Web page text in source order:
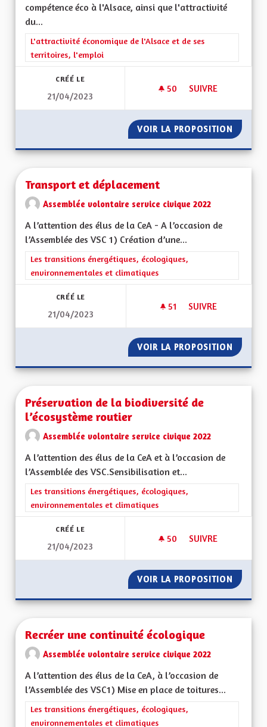
compétence éco à l'Alsace, ainsi que l'attractivité
du...
Filtrer les résultats de la catégorie : L'attractivité
L'attractivité économique de l'Alsace et de ses
territoires, l'emploi
CRÉÉ LE
21/04/2023
50 50 ABONNÉS
SUIVRE
VOIR LA PROPOSITION
Transport et déplacement
Assemblée volontaire service civique 2022
A l’attention des élus de la CeA - A l’occasion de
l’Assemblée des VSC 1) Création d’une...
Filtrer les résultats de la catégorie : Les transitions
Les transitions énergétiques, écologiques,
environnementales et climatiques
CRÉÉ LE
21/04/2023
51 51 ABONNÉS
SUIVRE
VOIR LA PROPOSITION
Préservation de la biodiversité de
l’écosystème routier
Assemblée volontaire service civique 2022
A l’attention des élus de la CeA et à l’occasion de
l’Assemblée des VSC.Sensibilisation et...
Filtrer les résultats de la catégorie : Les transitions
Les transitions énergétiques, écologiques,
environnementales et climatiques
CRÉÉ LE
21/04/2023
50 50 ABONNÉS
SUIVRE
VOIR LA PROPOSITION
Recréer une continuité écologique
Assemblée volontaire service civique 2022
A l’attention des élus de la CeA, à l’occasion de
l’Assemblée des VSC1) Mise en place de toitures...
Filtrer les résultats de la catégorie : Les transitions
Les transitions énergétiques, écologiques,
environnementales et climatiques